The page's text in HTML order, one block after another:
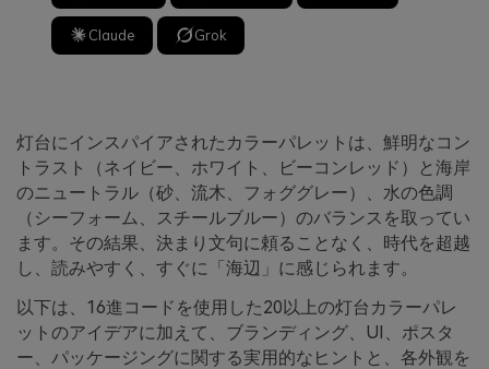
Claude Grok
灯台にインスパイアされたカラーパレットは、鮮明なコン
トラスト（ネイビー、ホワイト、ビーコンレッド）と海岸
のニュートラル（砂、流木、フォググレー）、水の色調
（シーフォーム、スチールブルー）のバランスを取ってい
ます。その結果、決まり文句に頼ることなく、時代を超越
し、読みやすく、すぐに「海辺」に感じられます。
以下は、16進コードを使用した20以上の灯台カラーパレ
ットのアイデアに加えて、ブランディング、UI、ポスタ
ー、パッケージングに関する実用的なヒントと、各外観を